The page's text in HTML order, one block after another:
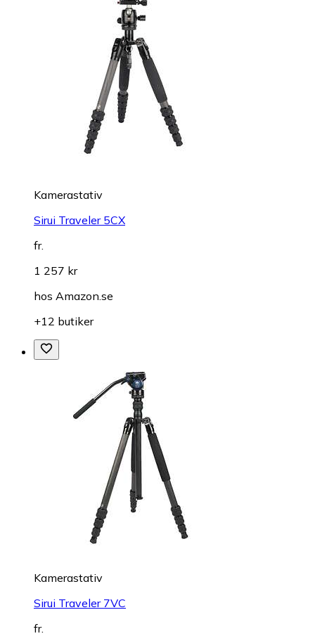
Kamerastativ
Sirui Traveler 5CX
fr.
1 257 kr
hos Amazon.se
+12 butiker
Kamerastativ
Sirui Traveler 7VC
fr.